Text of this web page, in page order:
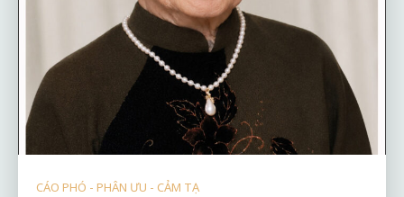
CÁO PHÓ - PHÂN ƯU - CẢM TẠ